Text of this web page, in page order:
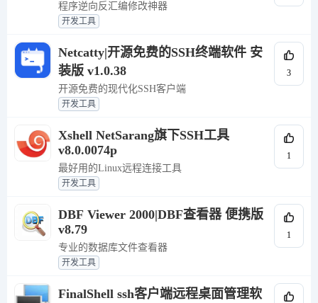
程序逆向反汇编修改神器
开发工具
Netcatty|开源免费的SSH终端软件 安
装版 v1.0.38
开源免费的现代化SSH客户端
开发工具
3
Xshell NetSarang旗下SSH工具
v8.0.0074p
最好用的Linux远程连接工具
开发工具
1
DBF Viewer 2000|DBF查看器 便携版
v8.79
专业的数据库文件查看器
开发工具
1
FinalShell ssh客户端远程桌面管理软